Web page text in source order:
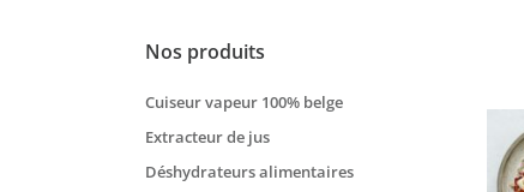
Nos produits
Cuiseur vapeur 100% belge
Extracteur de jus
Déshydrateurs alimentaires